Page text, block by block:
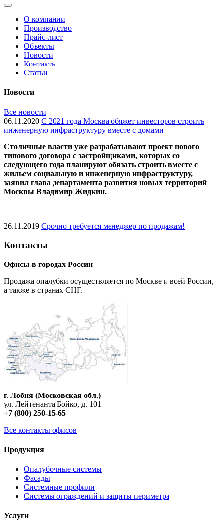
О компании
Производство
Прайс-лист
Объекты
Новости
Контакты
Статьи
Новости
Все новости
06.11.2020 С 2021 года Москва обяжет инвесторов строить
инженерную инфраструктуру вместе с домами
Cтоличные власти уже разрабатывают проект нового
типового договора с застройщиками, которых со
следующего года планируют обязать строить вместе с
жильем социальную и инженерную инфраструктуру,
заявил глава департамента развития новых территорий
Москвы Владимир Жидкин.
26.11.2019 Срочно требуется менеджер по продажам!
Контакты
Офисы в городах России
Продажа опалубки осуществляется по Москве и всей России,
а также в странах СНГ.
г. Лобня (Московская обл.)
ул. Лейтенанта Бойко, д. 101
+7 (800) 250-15-65
Все контакты офисов
Продукция
Опалубочные системы
Фасады
Системные профили
Системы ограждений и защиты периметра
Услуги